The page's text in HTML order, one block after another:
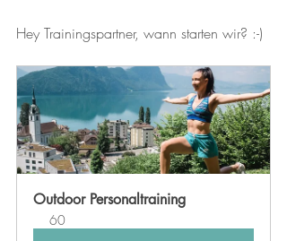
Hey Trainingspartner, wann starten wir? :-)
Outdoor Personaltraining
60